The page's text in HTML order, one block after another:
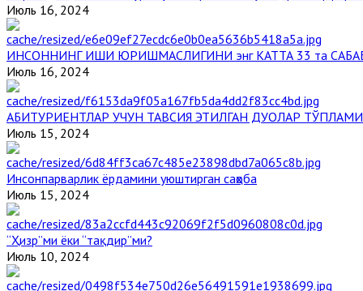
Июль 16, 2024
ИНСОННИНГ ИШИ ЮРИШМАСЛИГИНИ энг КАТТА 33 та
Июль 16, 2024
АБИТУРИЕНТЛАР УЧУН ТАВСИЯ ЭТИЛГАН ДУОЛАР ТЎПЛАМИ
Июль 15, 2024
Инсонпарварлик ёрдамини уюштирган саҳоба
Июль 15, 2024
“Ҳизр”ми ёки “тақдир”ми?
Июль 10, 2024